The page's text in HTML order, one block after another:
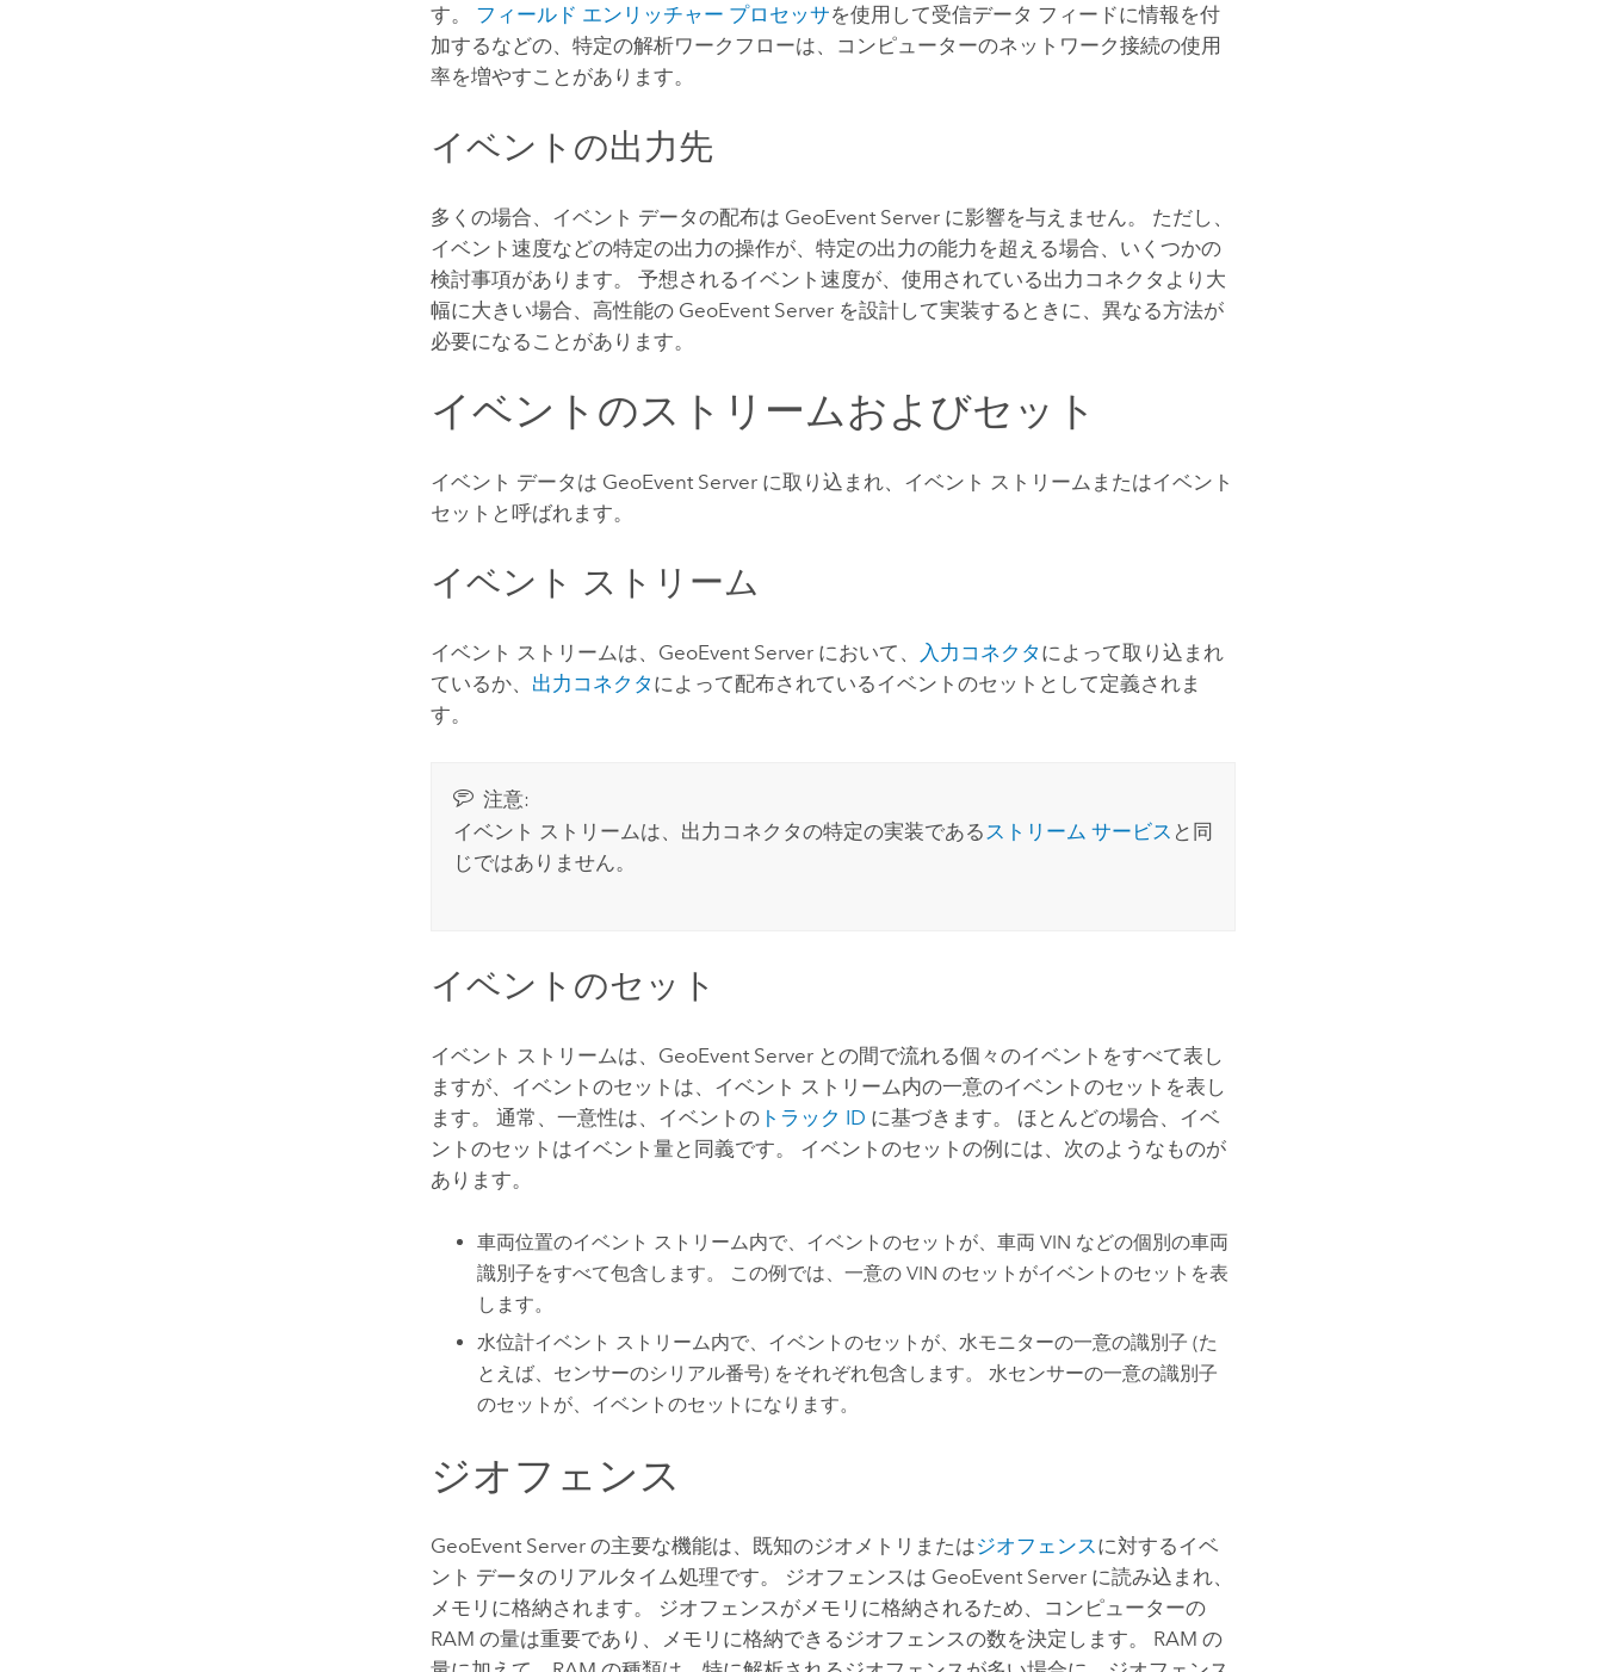
す。 フィールド エンリッチャー プロセッサを使用して受信データ フィードに情報を付
加するなどの、特定の解析ワークフローは、コンピューターのネットワーク接続の使用
率を増やすことがあります。
イベントの出力先
多くの場合、イベント データの配布は GeoEvent Server に影響を与えません。 ただし、
イベント速度などの特定の出力の操作が、特定の出力の能力を超える場合、いくつかの
検討事項があります。 予想されるイベント速度が、使用されている出力コネクタより大
幅に大きい場合、高性能の GeoEvent Server を設計して実装するときに、異なる方法が
必要になることがあります。
イベントのストリームおよびセット
イベント データは GeoEvent Server に取り込まれ、イベント ストリームまたはイベント
セットと呼ばれます。
イベント ストリーム
イベント ストリームは、 GeoEvent Server において、 入力コネクタ によって取り込まれ
ているか、 出力コネクタ によって配布されているイベントのセットとして定義されま
す。
注意:
イベント ストリームは、出力コネクタの特定の実装であるストリーム サービス と同
じではありません。
イベントのセット
イベント ストリームは、 GeoEvent Server との間で流れる個々のイベントをすべて表し
ますが、イベントのセットは、イベント ストリーム内の一意のイベントのセットを表し
ます。 通常、一意性は、イベントの トラック ID に基づきます。 ほとんどの場合、イベ
ントのセットはイベント量と同義です。 イベントのセットの例には、次のようなものが
あります。
車両位置のイベント ストリーム内で、イベントのセットが、車両 VIN などの個別の車両
識別子をすべて包含します。 この例では、一意の VIN のセットがイベントのセットを表
します。
水位計イベント ストリーム内で、イベントのセットが、水モニターの一意の識別子 (た
とえば、センサーのシリアル番号) をそれぞれ包含します。 水センサーの一意の識別子
のセットが、イベントのセットになります。
ジオフェンス
GeoEvent Server の主要な機能は、既知のジオメトリまたはジオフェンスに対するイベ
ント データのリアルタイム処理です。 ジオフェンスは GeoEvent Server に読み込まれ、
メモリに格納されます。 ジオフェンスがメモリに格納されるため、コンピューターの
RAM の量は重要であり、メモリに格納できるジオフェンスの数を決定します。 RAM の